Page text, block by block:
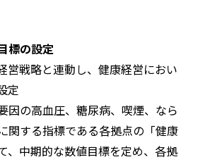
標の設定
営戦略と連動し、健康経営におい
定
因の高血圧、糖尿病、喫煙、なら
関する指標である各拠点の「健康
、中期的な数値目標を定め、各拠